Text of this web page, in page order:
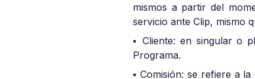
mismos a partir del
servicio ante Clip, mismo
▪ Cliente: en singular o
Programa.
▪ Comisión: se refiere a